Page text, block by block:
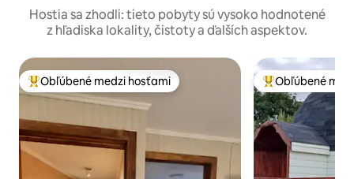
Hostia sa zhodli: tieto pobyty sú vysoko hodnotené
z hľadiska lokality, čistoty a ďalších aspektov.
Najobľúbenejšie medzi hosťami
Obľúbené medzi hosťami Najobľúbenejšie
Obľúbené